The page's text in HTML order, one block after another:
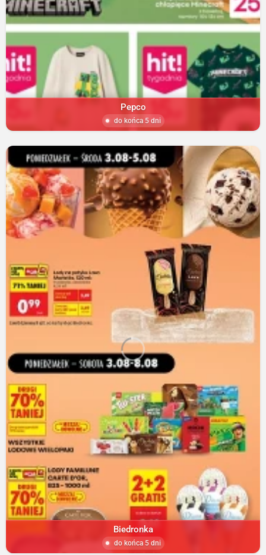
Pepco
do końca 5 dni
Biedronka
do końca 5 dni